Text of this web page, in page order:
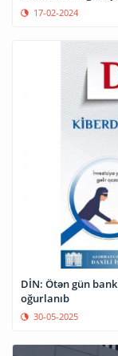
17-02-2024
DİN: Ötən gün
oğurlanıb
30-05-2025